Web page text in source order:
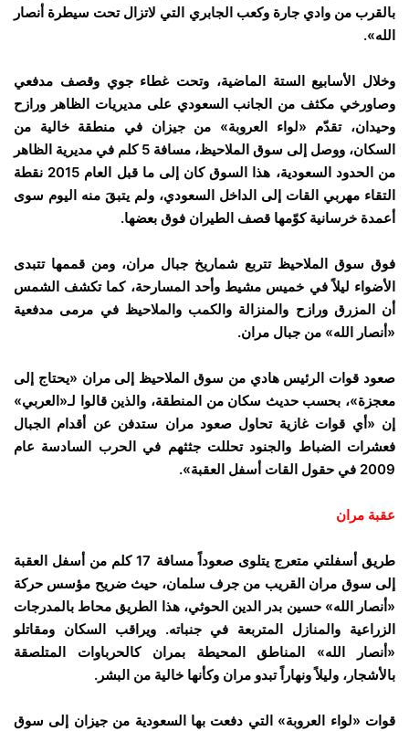
بالقرب من وادي جارة وكعب الجابري التي لاتزال تحت سيطرة أنصار
الله».
وخلال الأسابيع الستة الماضية، وتحت غطاء جوي وقصف مدفعي
وصاورخي مكثف من الجانب السعودي على مديريات الظاهر ورازح
وحيدان، تقدّم «لواء العروبة» من جيزان في منطقة خالية من
السكان، ووصل إلى سوق الملاحيظ، مسافة 5 كلم في مديرية الظاهر
من الحدود السعودية، هذا السوق كان إلى ما قبل العام 2015 نقطة
التقاء مهربي القات إلى الداخل السعودي، ولم يتبقَ منه اليوم سوى
أعمدة خرسانية كوّمها قصف الطيران فوق بعضها.
فوق سوق الملاحيظ تتربع شماريخ جبال مران، ومن قممها تتبدى
الأضواء ليلاً في خميس مشيط وأحد المسارحة، كما تكشف الشمس
أن المزرق ورازح والمنزالة والكمب والملاحيظ في مرمى مدفعية
«أنصار الله» من جبال مران.
صعود قوات الرئيس هادي من سوق الملاحيظ إلى مران «يحتاج إلى
معجزة»، بحسب حديث سكان من المنطقة، والذين قالوا لـ«العربي»
إن «أي قوات غازية تحاول صعود مران ستدفن عن أقدام الجبال
فعشرات الضباط والجنود تحللت جثثهم في الحرب السادسة عام
2009 في حقول القات أسفل العقبة».
عقبة مران
طريق أسفلتي متعرج يتلوى صعوداً مسافة 17 كلم من أسفل العقبة
إلى سوق مران القريب من جرف سلمان، حيث ضريح مؤسس حركة
«أنصار الله» حسين بدر الدين الحوثي، هذا الطريق محاط بالمدرجات
الزراعية والمنازل المتربعة في جنباته. ويراقب السكان ومقاتلو
«أنصار الله» المناطق المحيطة بمران كالحرباوات المتلصقة
بالأشجار، وليلاً ونهاراً تبدو مران وكأنها خالية من البشر.
قوات «لواء العروبة» التي دفعت بها السعودية من جيزان إلى سوق